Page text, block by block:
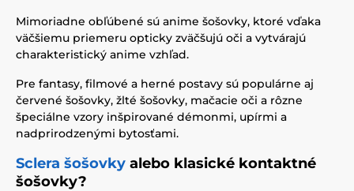
Mimoriadne obľúbené sú anime šošovky, ktoré vďaka
väčšiemu priemeru opticky zväčšujú oči a vytvárajú
charakteristický anime vzhľad.
Pre fantasy, filmové a herné postavy sú populárne aj
červené šošovky, žlté šošovky, mačacie oči a rôzne
špeciálne vzory inšpirované démonmi, upírmi a
nadprirodzenými bytosťami.
Sclera šošovky alebo klasické kontaktné
šošovky?